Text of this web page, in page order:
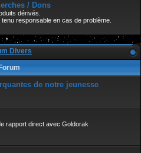
/ Dons
dérivés.
responsable en cas de problème.
Divers
Forum
de notre jeunesse
rapport direct avec Goldorak